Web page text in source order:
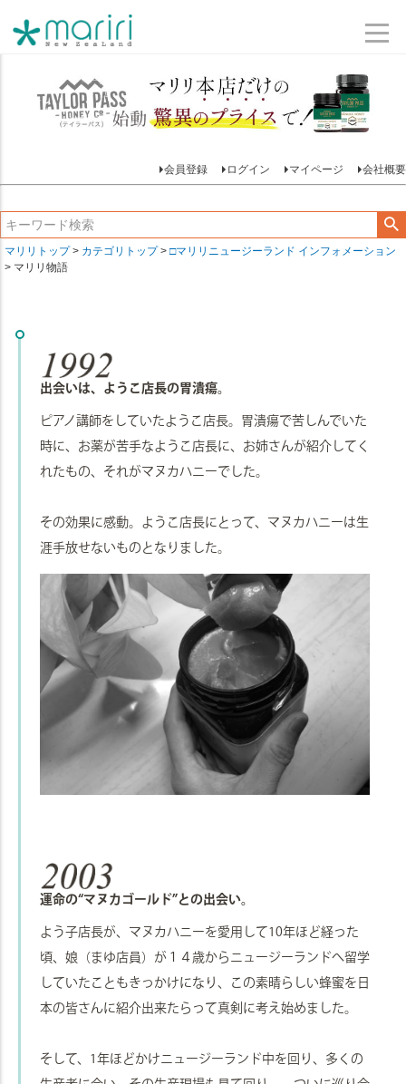
会員登録 ログイン マイページ 会社概要
マリリトップ カテゴリトップ
□マリリニュージーランド インフォメーション
マリリ物語